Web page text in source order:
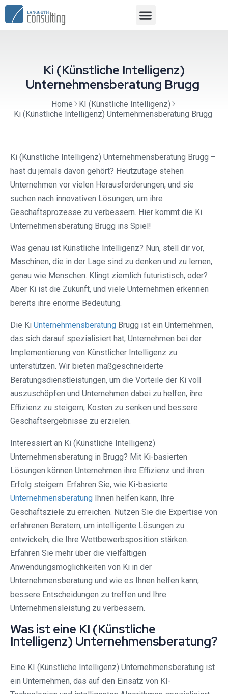
Ki (Künstliche Intelligenz)
Unternehmensberatung Brugg ⁠
Home
KI (Künstliche Intelligenz)
Ki (Künstliche Intelligenz) Unternehmensberatung Brugg ⁠
Ki (Künstliche Intelligenz) Unternehmensberatung Brugg⁠ –
hast du jemals davon gehört? Heutzutage stehen
Unternehmen vor vielen Herausforderungen, und sie
suchen nach innovativen Lösungen, um ihre
Geschäftsprozesse zu verbessern. Hier kommt die Ki
Unternehmensberatung Brugg ins Spiel!
Was genau ist Künstliche Intelligenz? Nun, stell dir vor,
Maschinen, die in der Lage sind zu denken und zu lernen,
genau wie Menschen. Klingt ziemlich futuristisch, oder?
Aber Ki ist die Zukunft, und viele Unternehmen erkennen
bereits ihre enorme Bedeutung.
Die Ki Unternehmensberatung Brugg ist ein Unternehmen,
das sich darauf spezialisiert hat, Unternehmen bei der
Implementierung von Künstlicher Intelligenz zu
unterstützen. Wir bieten maßgeschneiderte
Beratungsdienstleistungen, um die Vorteile der Ki voll
auszuschöpfen und Unternehmen dabei zu helfen, ihre
Effizienz zu steigern, Kosten zu senken und bessere
Geschäftsergebnisse zu erzielen.
Interessiert an Ki (Künstliche Intelligenz)
Unternehmensberatung in Brugg? Mit Ki-basierten
Lösungen können Unternehmen ihre Effizienz und ihren
Erfolg steigern. Erfahren Sie, wie Ki-basierte
Unternehmensberatung Ihnen helfen kann, Ihre
Geschäftsziele zu erreichen. Nutzen Sie die Expertise von
erfahrenen Beratern, um intelligente Lösungen zu
entwickeln, die Ihre Wettbewerbsposition stärken.
Erfahren Sie mehr über die vielfältigen
Anwendungsmöglichkeiten von Ki in der
Unternehmensberatung und wie es Ihnen helfen kann,
bessere Entscheidungen zu treffen und Ihre
Unternehmensleistung zu verbessern.
Was ist eine KI (Künstliche
Intelligenz) Unternehmensberatung?
Eine KI (Künstliche Intelligenz) Unternehmensberatung ist
ein Unternehmen, das auf den Einsatz von KI-